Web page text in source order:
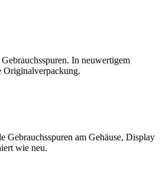
In neuwertigem
Originalverpackung.
Gebrauchsspuren am Gehäuse, Display
wie neu.